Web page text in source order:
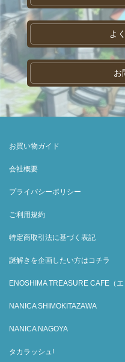
よ
お
お買い物ガイド
会社概要
プライバシーポリシー
ご利用規約
特定商取引法に基づく表記
謎解きを企画したい方はコチラ
ENOSHIMA TREASURE CAFE（
NANICA SHIMOKITAZAWA
NANICA NAGOYA
タカラッシュ!